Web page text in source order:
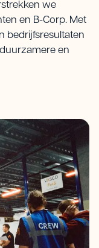
we
en B-Corp. Met
bedrijfsresultaten
en